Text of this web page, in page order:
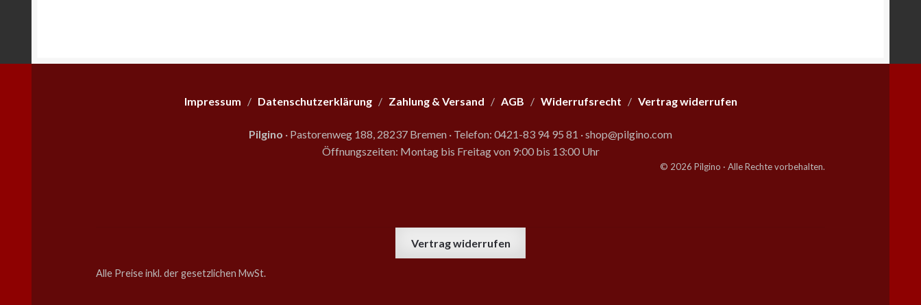
werden
Impressum / Datenschutzerklärung/ Zahlung & Versand / AGB / Widerrufsrecht / Vertrag widerrufen
Pilgino · Pastorenweg 188, 28237 Bremen · Telefon: 0421-83 94 95 81 ·shop@pilgino.com
Öffnungszeiten: Montag bis Freitag von 9:00 bis 13:00 Uhr
© 2026 Pilgino · Alle Rechte vorbehalten.
Vertrag widerrufen
Alle Preise inkl. der gesetzlichen MwSt.